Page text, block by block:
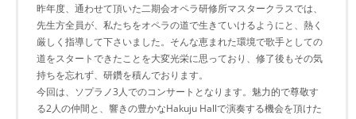
昨年度、通わせて頂いた二期会オペラ研修所マスタークラスでは、
先生方全員が、私たちをオペラの道で生きていけるようにと、熱く
厳しく指導して下さいました。そんな恵まれた環境で歌手としての
道をスタートできたことを大変光栄に思っており、修了後もその気
持ちを忘れず、研鑽を積んでおります。
今回は、ソプラノ3人でのコンサートとなります。魅力的で尊敬す
る2人の仲間と、響きの豊かなHakuju Hallで演奏する機会を頂けた